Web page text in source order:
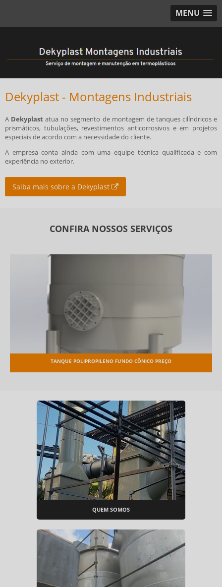
MENU
Dekyplast - Montagens Industriais
A Dekyplast atua no segmento de montagem de tanques cilíndricos e
prismáticos, tubulações, revestimentos anticorrosivos e em projetos
especiais de acordo com a necessidade do cliente.
A empresa conta ainda com uma equipe técnica qualificada e com
experiência no exterior.
Saiba mais sobre a Dekyplast
CONFIRA NOSSOS SERVIÇOS
TANQUE POLIPROPILENO FUNDO CÔNICO PREÇO
QUEM SOMOS